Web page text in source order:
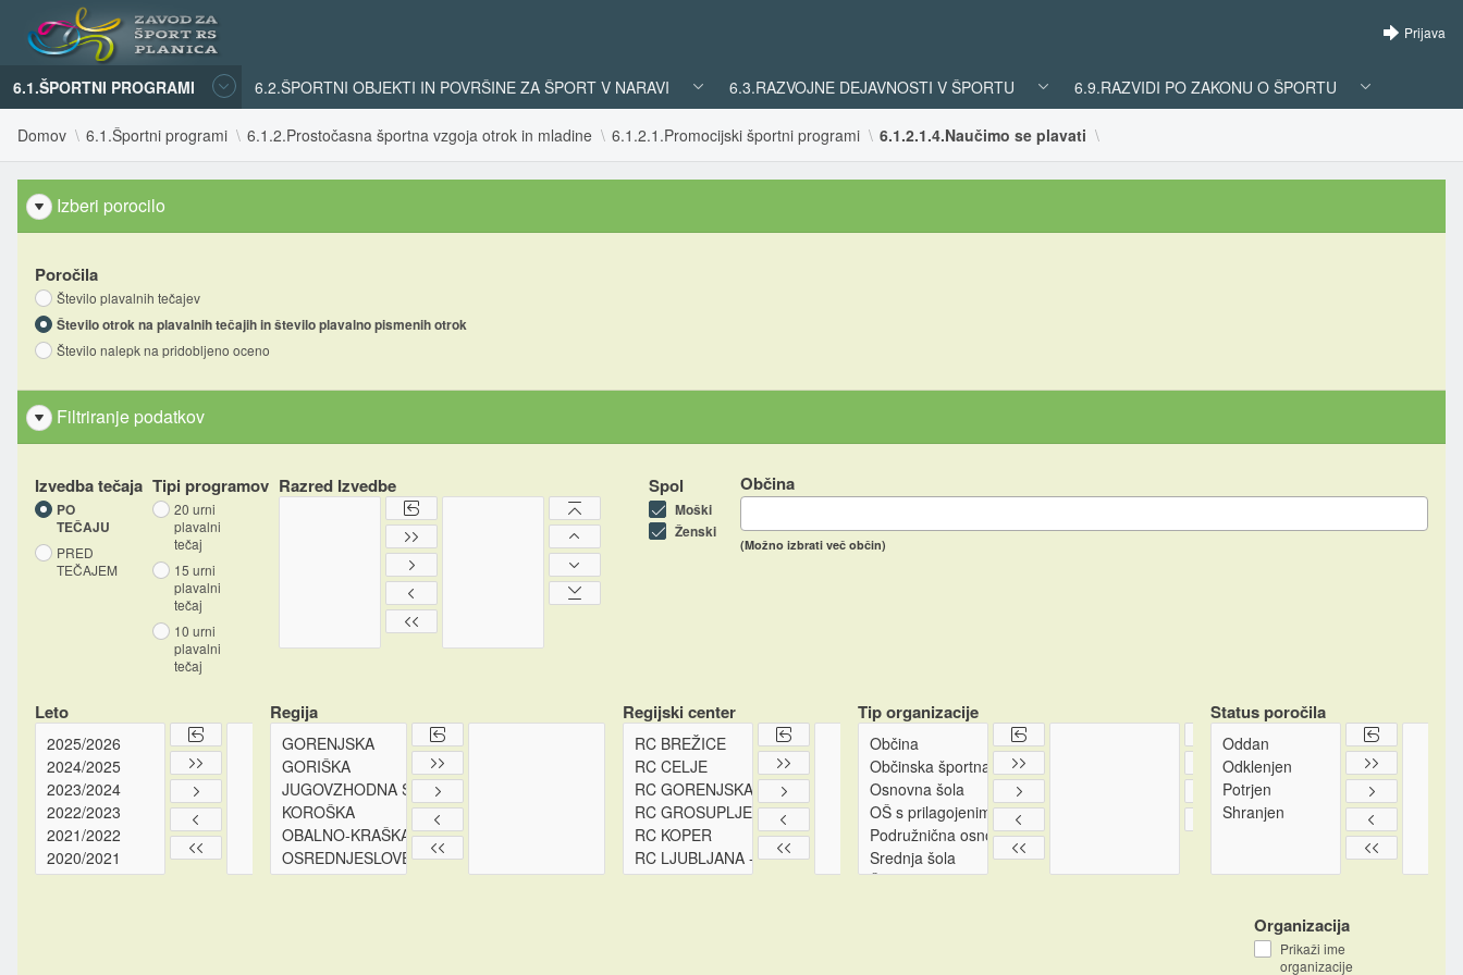
Prijava
6.1.ŠPORTNI PROGRAMI 6.2.ŠPORTNI OBJEKTI IN POVRŠINE ZA ŠPORT V NARAVI 6.3.RAZVOJNE DEJAVNOSTI V ŠPORTU 6.9.RAZVIDI PO ZAKONU O ŠPORTU
Domov 6.1.Športni programi 6.1.2.Prostočasna športna vzgoja otrok in mladine 6.1.2.1.Promocijski športni programi 6.1.2.1.4.Naučimo se plavati
Izberi porocilo
Poročila
Število plavalnih tečajev
Število otrok na plavalnih tečajih in število plavalno pismenih otrok
Število nalepk na pridobljeno oceno
Filtriranje podatkov
Izvedba tečaja
PO
TEČAJU
PRED
TEČAJEM
Tipi programov
20 urni
plavalni
tečaj
15 urni
plavalni
tečaj
10 urni
plavalni
tečaj
Razred Izvedbe Spol
Moški
Ženski
Občina
(Možno izbrati več občin)
Leto Regija Regijski center Tip organizacije Status poročila
Organizacija
Prikaži ime
organizacije